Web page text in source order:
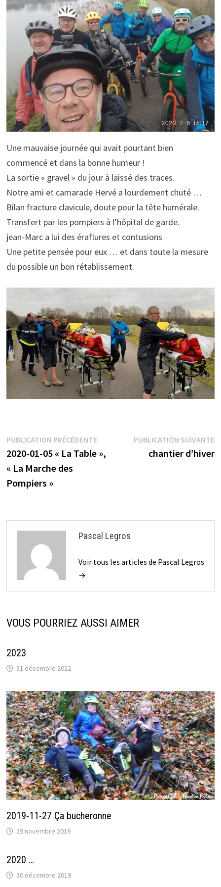
Une mauvaise journée qui avait pourtant bien
commencé et dans la bonne humeur !
La sortie « gravel » du jour à laissé des traces.
Notre ami et camarade Hervé a lourdement chuté …
Bilan fracture clavicule, doute pour la tête humérale.
Transfert par les pompiers à l’hôpital de garde.
jean-Marc a lui des éraflures et contusions
Une petite pensée pour eux … et dans toute la mesure
du possible un bon rétablissement.
Navigation
de
l’article
PUBLICATION PRÉCÉDENTEPublication
précédente :
2020-01-05 « La Table »,
« La Marche des
Pompiers »
PUBLICATION SUIVANTE
chantier d’hiver
Pascal Legros
Voir tous les articles de Pascal Legros
→
VOUS POURRIEZ AUSSI AIMER
2023
31 décembre 2022
2019-11-27 Ça bucheronne
29 novembre 2019
2020 …
30 décembre 2019